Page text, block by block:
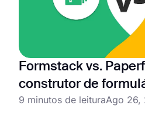
Formstack vs.
construtor de
9 minutos de leituraAgo 26,